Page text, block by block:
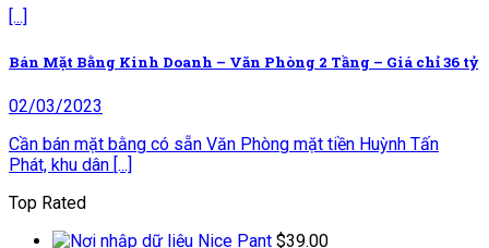
[...]
Bán Mặt Bằng Kinh Doanh – Văn Phòng 2 Tầng – Giá chỉ 36 tỷ
02/03/2023
Cần bán mặt bằng có sẵn Văn Phòng mặt tiền Huỳnh Tấn
Phát, khu dân [...]
Top Rated
Nice Pant $39.00